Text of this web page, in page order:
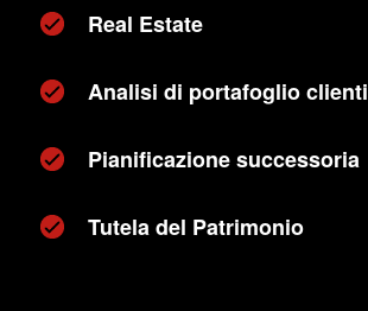
Real Estate
Analisi di portafoglio clienti
Pianificazione successoria
Tutela del Patrimonio